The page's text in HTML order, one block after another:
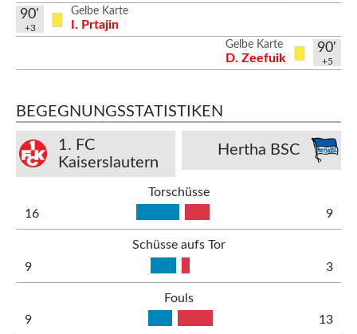
Gelbe Karte
I. Prtajin
90'
+3
90'
+5
Gelbe Karte
D. Zeefuik
BEGEGNUNGSSTATISTIKEN
1. FC
Kaiserslautern
Hertha BSC
Torschüsse
16
9
Schüsse aufs Tor
9
3
Fouls
9
13